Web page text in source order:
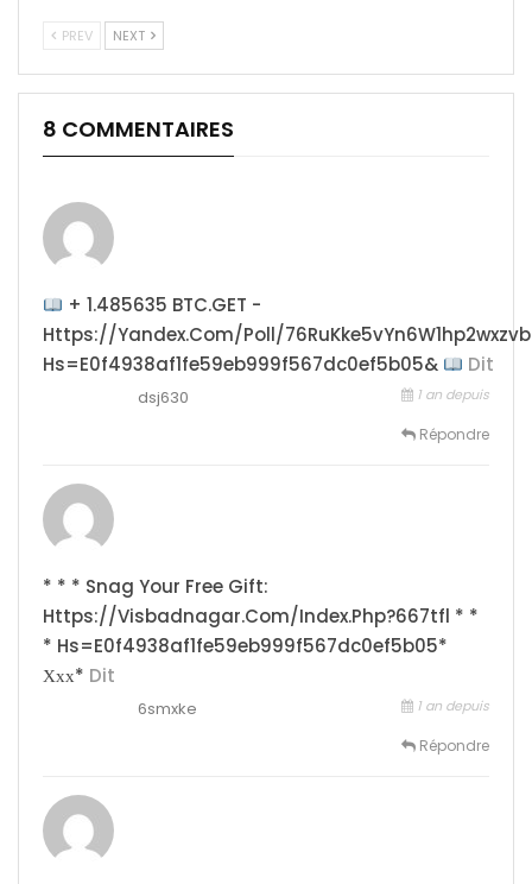
PREV NEXT
8 COMMENTAIRES
+ 1.485635 BTC.GET -
Https://yandex.com/poll/
Hs=e0f4938af1fe59eb999f567dc0ef5b05&
Dit
1 an depuis
dsj630
Répondre
* * * Snag Your Free Gift:
Https://visbadnagar.com/index.php?667tfl * *
* Hs=e0f4938af1fe59eb999f567dc0ef5b05*
Ххх* Dit
1 an depuis
6smxke
Répondre